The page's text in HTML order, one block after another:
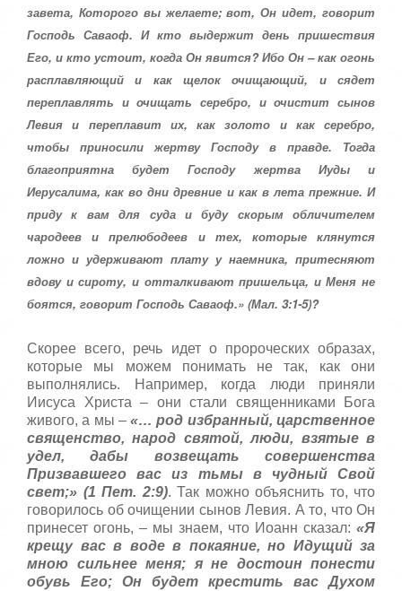
е
н
и
е
завета, Которого вы желаете; вот, Он идет, говорит
Господь Саваоф. И кто выдержит день пришествия
Его, и кто устоит, когда Он явится? Ибо Он – как огонь
расплавляющий и как щелок очищающий, и сядет
переплавлять и очищать серебро, и очистит сынов
Левия и переплавит их, как золото и как серебро,
чтобы приносили жертву Господу в правде. Тогда
благоприятна будет Господу жертва Иуды и
Иерусалима, как во дни древние и как в лета прежние. И
приду к вам для суда и буду скорым обличителем
чародеев и прелюбодеев и тех, которые клянутся
ложно и удерживают плату у наемника, притесняют
вдову и сироту, и отталкивают пришельца, и Меня не
боятся, говорит Господь Саваоф.» (Мал. 3:1-5)?
Скорее всего, речь идет о пророческих образах,
которые мы можем понимать не так, как они
выполнялись. Например, когда люди приняли
Иисуса Христа – они стали священниками Бога
живого, а мы –«… род избранный, царственное
священство, народ святой, люди, взятые в
удел, дабы возвещать совершенства
Призвавшего вас из тьмы в чудный Свой
свет;» (1 Пет. 2:9). Так можно объяснить то, что
говорилось об очищении сынов Левия. А то, что Он
принесет огонь, – мы знаем, что Иоанн сказал: «Я
крещу вас в воде в покаяние, но Идущий за
мною сильнее меня; я не достоин понести
обувь Его; Он будет крестить вас Духом